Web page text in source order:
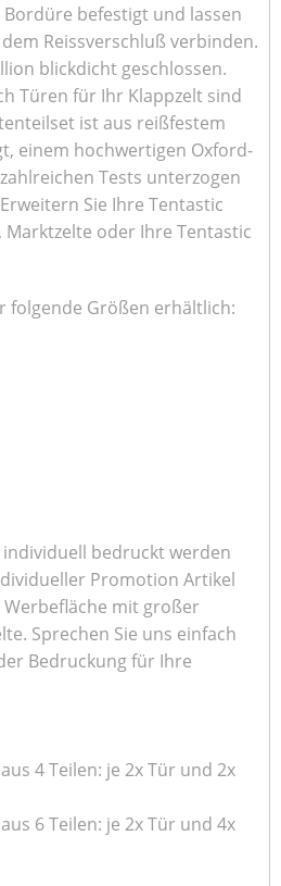
befestigt und lassen
Reissverschluß verbinden.
blickdicht geschlossen.
Türen für Ihr Klappzelt sind
ist aus reißfestem
einem hochwertigen Oxford-
Tests unterzogen
Erweitern Sie Ihre Tentastic
Marktzelte oder Ihre Tentastic
folgende Größen erhältlich:
bedruckt werden
Promotion Artikel
mit großer
Sprechen Sie uns einfach
Bedruckung für Ihre
4 Teilen: je 2x Tür und 2x
6 Teilen: je 2x Tür und 4x